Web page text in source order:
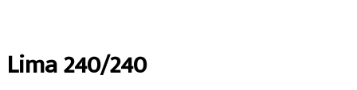
Lima 240/240